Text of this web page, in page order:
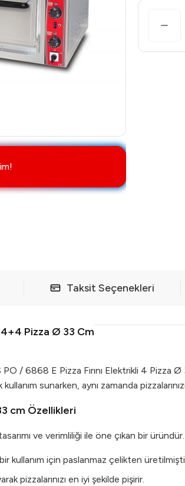
Taksit Seçenekleri
4+4 Pizza Ø 33 Cm
/ 6868 E Pizza Fırını Elektrikli 4
sunarken, aynı zamanda
cm Özellikleri
ve verimliliği ile öne çıkan bir
kullanım için paslanmaz çelikten
pizzalarınızı en iyi şekilde pişirir.